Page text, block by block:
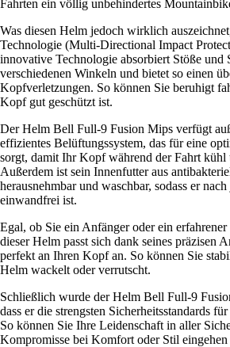
Fahrten ein völlig unbehindertes
Was diesen Helm jedoch wirklich
Technologie (Multi-Directional Impact
innovative Technologie absorbiert Stöße und
verschiedenen Winkeln und bietet so einen
Kopfverletzungen. So können Sie beruhigt
Kopf gut geschützt ist.
Der Helm Bell Full-9 Fusion Mips verfügt
effizientes Belüftungssystem, das für eine
sorgt, damit Ihr Kopf während der Fahrt kühl
Außerdem ist sein Innenfutter aus
herausnehmbar und waschbar, sodass er
einwandfrei ist.
Egal, ob Sie ein Anfänger oder ein
dieser Helm passt sich dank seines präzisen
perfekt an Ihren Kopf an. So können Sie
Helm wackelt oder verrutscht.
Schließlich wurde der Helm Bell Full-9
dass er die strengsten Sicherheitsstandards
So können Sie Ihre Leidenschaft in aller
Kompromisse bei Komfort oder Stil eingehen